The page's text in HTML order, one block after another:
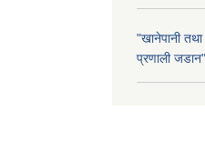
"खानेपानी
प्रणाली